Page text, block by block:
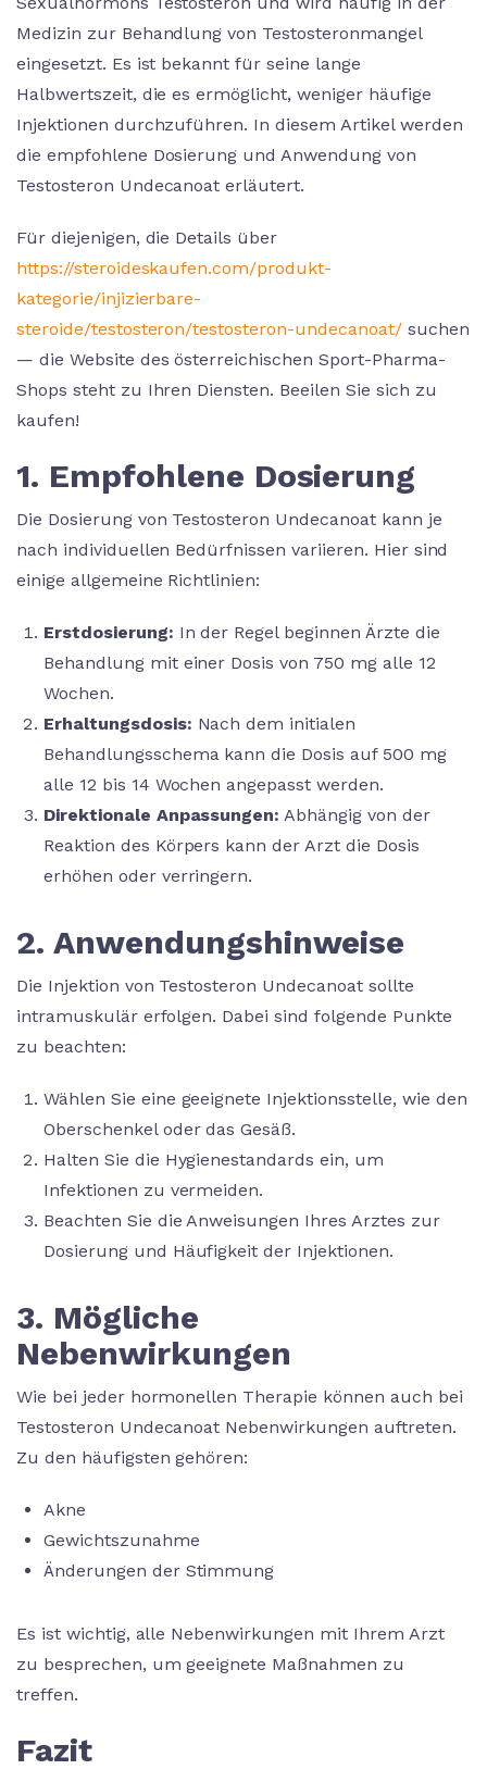
Medizin zur Behandlung von Testosteronmangel
eingesetzt. Es ist bekannt für seine lange
Halbwertszeit, die es ermöglicht, weniger häufige
Injektionen durchzuführen. In diesem Artikel werden
die empfohlene Dosierung und Anwendung von
Testosteron Undecanoat erläutert.
Für diejenigen, die Details über
https://steroideskaufen.com/produkt-
kategorie/injizierbare-
steroide/testosteron/testosteron-undecanoat/suchen
— die Website des österreichischen Sport-Pharma-
Shops steht zu Ihren Diensten. Beeilen Sie sich zu
kaufen!
1. Empfohlene Dosierung
Die Dosierung von Testosteron Undecanoat kann je
nach individuellen Bedürfnissen variieren. Hier sind
einige allgemeine Richtlinien:
Erstdosierung: In der Regel beginnen Ärzte die
Behandlung mit einer Dosis von 750 mg alle 12
Wochen.
Erhaltungsdosis: Nach dem initialen
Behandlungsschema kann die Dosis auf 500 mg
alle 12 bis 14 Wochen angepasst werden.
Direktionale Anpassungen: Abhängig von der
Reaktion des Körpers kann der Arzt die Dosis
erhöhen oder verringern.
2. Anwendungshinweise
Die Injektion von Testosteron Undecanoat sollte
intramuskulär erfolgen. Dabei sind folgende Punkte
zu beachten:
Wählen Sie eine geeignete Injektionsstelle, wie den
Oberschenkel oder das Gesäß.
Halten Sie die Hygienestandards ein, um
Infektionen zu vermeiden.
Beachten Sie die Anweisungen Ihres Arztes zur
Dosierung und Häufigkeit der Injektionen.
3. Mögliche
Nebenwirkungen
Wie bei jeder hormonellen Therapie können auch bei
Testosteron Undecanoat Nebenwirkungen auftreten.
Zu den häufigsten gehören:
Akne
Gewichtszunahme
Änderungen der Stimmung
Es ist wichtig, alle Nebenwirkungen mit Ihrem Arzt
zu besprechen, um geeignete Maßnahmen zu
treffen.
Fazit